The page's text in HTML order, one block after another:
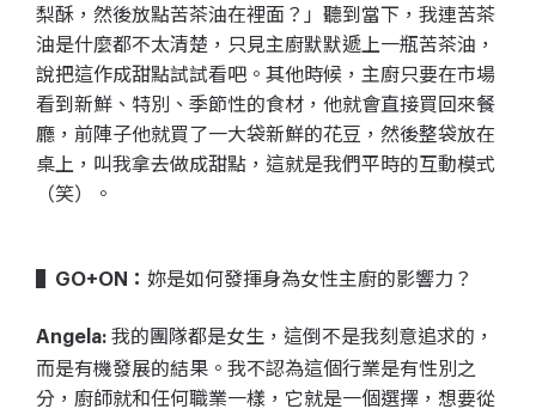
梨酥，然後放點苦茶油在裡面？」聽到當下，我連苦茶
油是什麼都不太清楚，只見主廚默默遞上一瓶苦茶油，
說把這作成甜點試試看吧。其他時候，主廚只要在市場
看到新鮮、特別、季節性的食材，他就會直接買回來餐
廳，前陣子他就買了一大袋新鮮的花豆，然後整袋放在
桌上，叫我拿去做成甜點，這就是我們平時的互動模式
（笑）。
▌GO+ON： 妳是如何發揮身為女性主廚的影響力？
Angela: 我的團隊都是女生，這倒不是我刻意追求的，
而是有機發展的結果。我不認為這個行業是有性別之
分，廚師就和任何職業一樣，它就是一個選擇，想要從